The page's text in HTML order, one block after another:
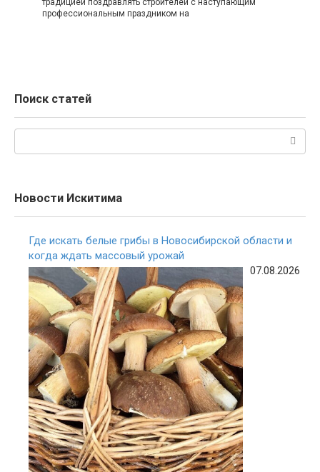
традицией поздравлять строителей с наступающим
профессиональным праздником на
Поиск статей
Новости Искитима
Где искать белые грибы в Новосибирской области и
когда ждать массовый урожай
07.08.2026